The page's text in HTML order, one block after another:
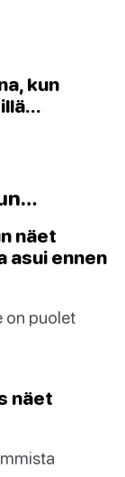
kun
näet
asui ennen
on puolet
näet